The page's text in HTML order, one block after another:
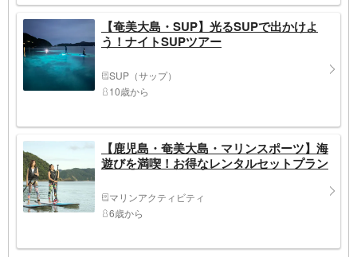
【奄美大島・SUP】光るSUPで出かけよ
う！ナイトSUPツアー
SUP（サップ）
10歳から
【鹿児島・奄美大島・マリンスポーツ】海
遊びを満喫！お得なレンタルセットプラン
マリンアクティビティ
6歳から